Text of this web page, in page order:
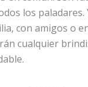
los paladares.
con amigos o
cualquier